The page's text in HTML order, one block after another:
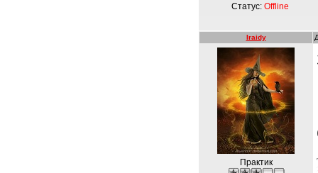
Статус: Offline
Iraidy
Практик